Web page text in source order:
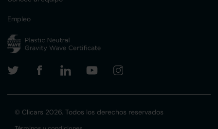
Empleo
© Clicars 2026. Todos los derechos reservados